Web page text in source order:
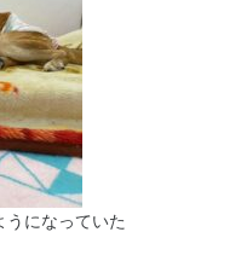
うになっていた